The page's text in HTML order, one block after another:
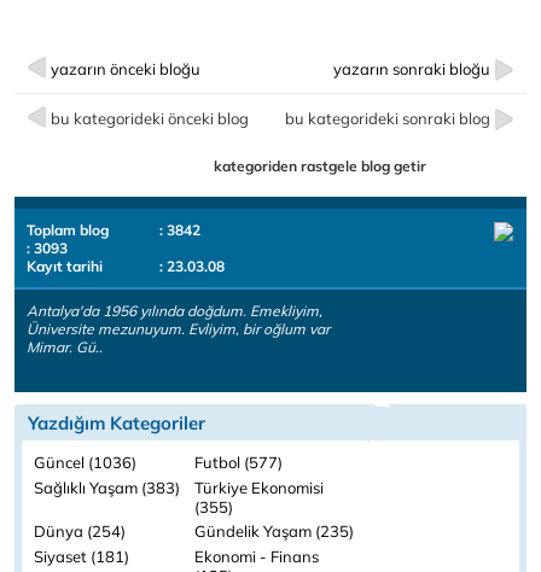
yazarın önceki bloğu yazarın sonraki bloğu
bu kategorideki önceki blog bu kategorideki sonraki blog
kategoriden rastgele blog getir
Toplam blog
: 3842
: 3093
Kayıt tarihi
: 23.03.08
Antalya'da 1956 yılında doğdum. Emekliyim,
Üniversite mezunuyum. Evliyim, bir oğlum var
Mimar. Gü..
Yazdığım Kategoriler
Güncel (1036)
Futbol (577)
Sağlıklı Yaşam (383)
Türkiye Ekonomisi
(355)
Dünya (254)
Gündelik Yaşam (235)
Siyaset (181)
Ekonomi - Finans